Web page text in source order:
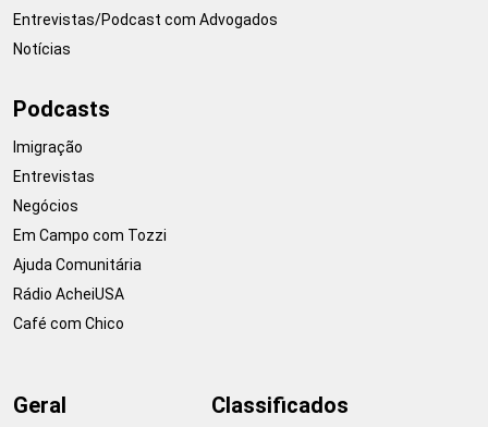
Entrevistas/Podcast com Advogados
Notícias
Podcasts
Imigração
Entrevistas
Negócios
Em Campo com Tozzi
Ajuda Comunitária
Rádio AcheiUSA
Café com Chico
Geral Classificados